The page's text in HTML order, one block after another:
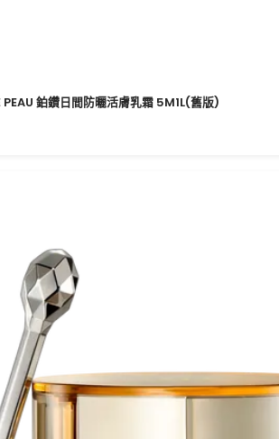
PEAU 鉑鑽日間防曬活膚乳霜 5M1L(舊版)